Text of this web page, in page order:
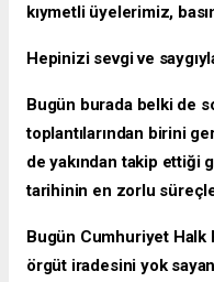
kıymetli üyelerimiz,
Hepinizi sevgi ve
Bugün burada belki de
toplantılarından birini
de yakından takip ettiği
tarihinin en zorlu
Bugün Cumhuriyet
örgüt iradesini yok